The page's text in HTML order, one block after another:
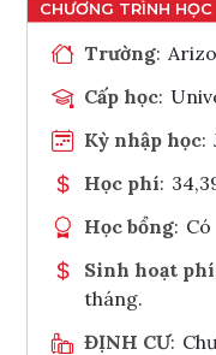
Trường:
Cấp học:
Kỳ nhập học:
Học phí:
Học bổng: Có
Sinh hoạt phí
tháng.
ĐỊNH CƯ: